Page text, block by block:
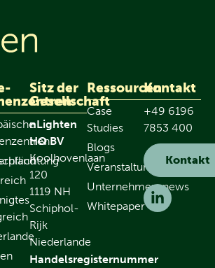
Sitz der
Gesellschaft
nLighten
HQ BV
Koolhovenlaan
120
1119 NH
Schiphol-
Rijk
Niederlande
Handelsregisternummer
Ressourcen
Case
Studies
Blogs
Veranstaltungen
Unternehmensnews
Whitepaper
Kontakt
+49 6196
7853 400
Kontakt